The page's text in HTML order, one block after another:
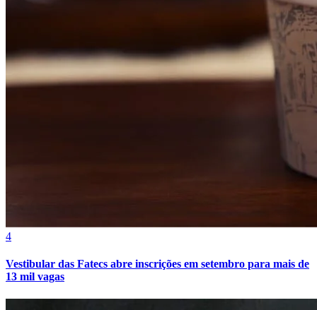
4
Vestibular das Fatecs abre inscrições em setembro para mais de
13 mil vagas